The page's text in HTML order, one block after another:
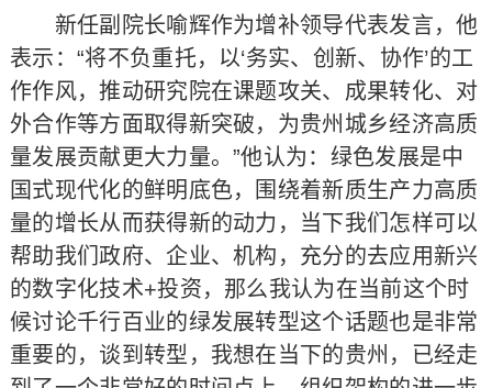
新任副院长喻辉作为增补领导代表发言，他
表示：“将不负重托，以‘务实、创新、协作’的工
作作风，推动研究院在课题攻关、成果转化、对
外合作等方面取得新突破，为贵州城乡经济高质
量发展贡献更大力量。”他认为：绿色发展是中
国式现代化的鲜明底色，围绕着新质生产力高质
量的增长从而获得新的动力，当下我们怎样可以
帮助我们政府、企业、机构，充分的去应用新兴
的数字化技术+投资，那么我认为在当前这个时
候讨论千行百业的绿发展转型这个话题也是非常
重要的，谈到转型，我想在当下的贵州，已经走